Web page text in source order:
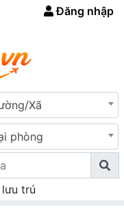
Đăng nhập
Xã
phòng
trú